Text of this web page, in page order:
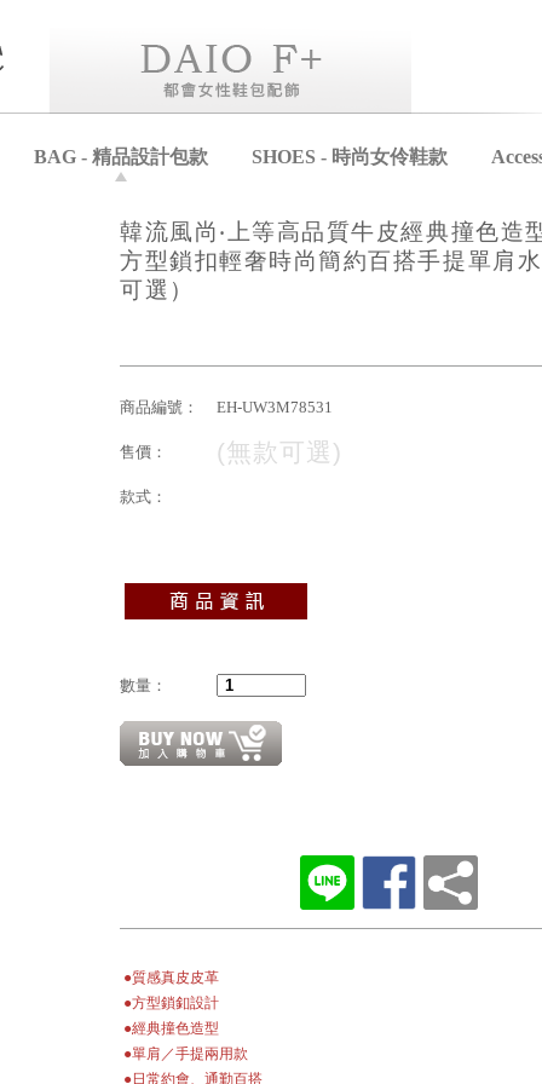
BAG - 精品設計包款 SHOES - 時尚女伶鞋款
韓流風尚‧上等高品質牛皮經典撞色造
方型鎖扣輕奢時尚簡約百搭手提單肩
可選）
商品編號： EH-UW3M78531
售價： (無款可選)
款式：
數量：
●質感真皮皮革
●方型鎖釦設計
●經典撞色造型
●單肩／手提兩用款
●日常約會、通勤百搭